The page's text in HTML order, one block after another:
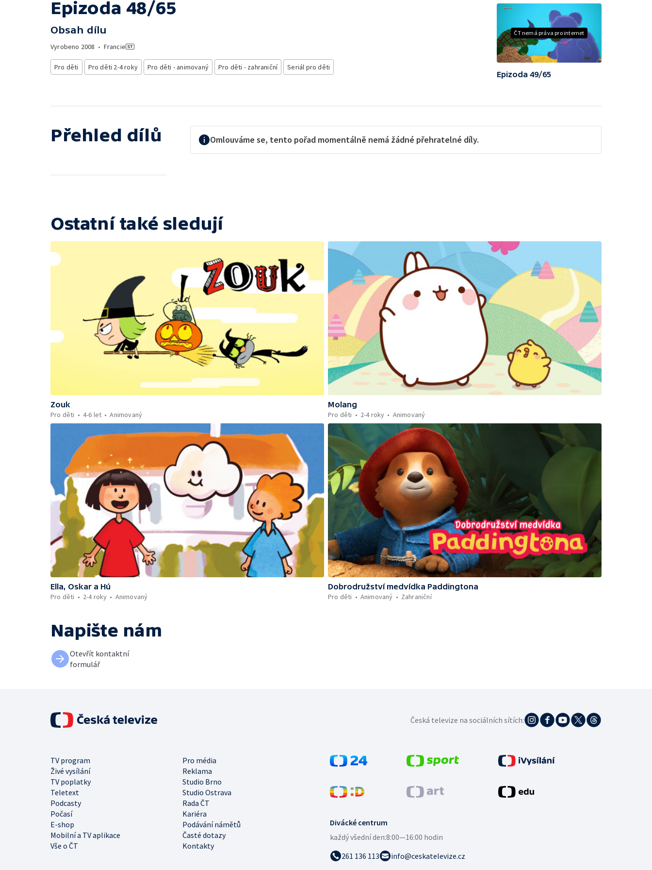
Epizoda 48/65
Obsah dílu
Vyrobeno 2008 • Francie
Pro děti Pro děti 2-4 roky Pro děti - animovaný Pro děti - zahraniční Seriál pro děti
ČT nemá práva pro internet
Epizoda 49/65
Přehled dílů Omlouváme se, tento pořad momentálně nemá žádné přehratelné díly.
Ostatní také sledují
Zouk
Pro děti
4-6 let Animovaný
Molang
Pro děti
2-4 roky Animovaný
Ella, Oskar a Hú
Pro děti
2-4 roky Animovaný
Dobrodružství medvídka Paddingtona
Pro děti
Animovaný Zahraniční
Napište nám
Otevřít kontaktní
formulář
Divácké centrum
každý všední den:8:00—16:00 hodin
261 136 113
info@ceskatelevize.cz
TV program
Pro média
Živé vysílání
Reklama
TV poplatky
Studio Brno
Teletext
Studio Ostrava
Podcasty
Rada ČT
Počasí
Kariéra
E-shop
Podávání námětů
Mobilní a TV aplikace
Časté dotazy
Vše o ČT
Kontakty
Česká televize na sociálních sítích: